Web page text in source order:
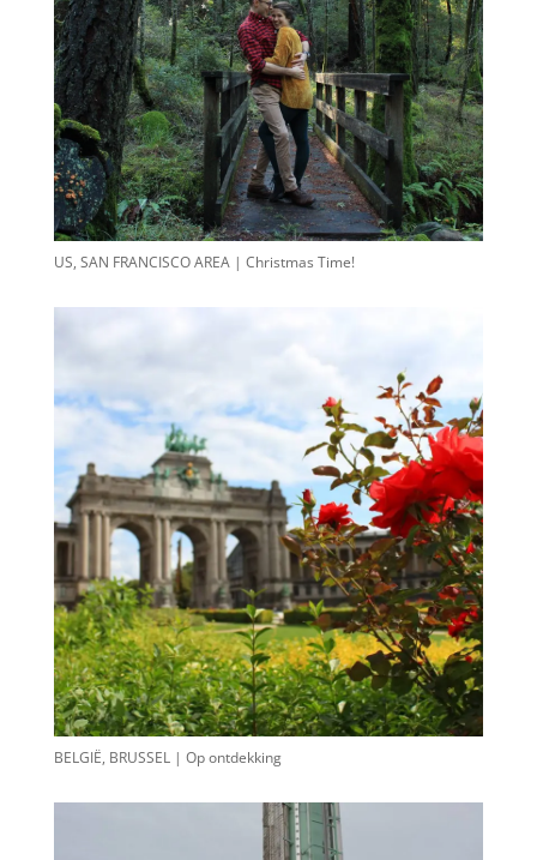
US, SAN FRANCISCO AREA | Christmas Time!
BELGIË, BRUSSEL | Op ontdekking